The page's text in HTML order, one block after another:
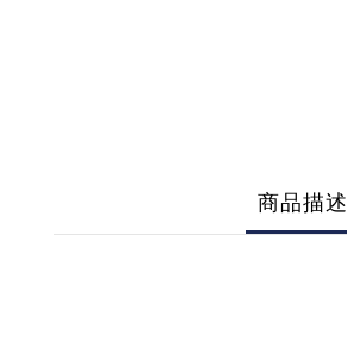
商品描述